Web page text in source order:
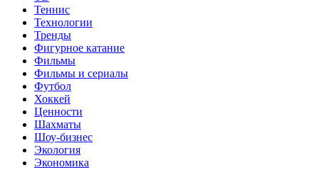
Теннис
Технологии
Тренды
Фигурное катание
Фильмы
Фильмы и сериалы
Футбол
Хоккей
Ценности
Шахматы
Шоу-бизнес
Экология
Экономика